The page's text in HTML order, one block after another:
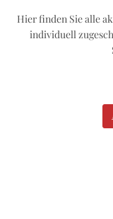
Hier finden Sie alle
individuell